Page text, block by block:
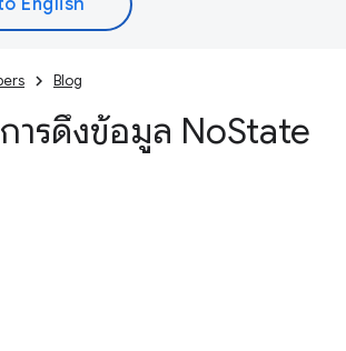
Blog
ารดึงข้อมูล NoState